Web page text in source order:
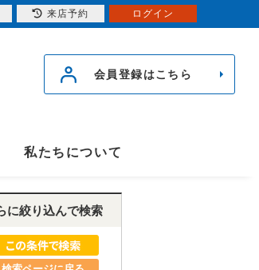
会員登録はこちら
私たちについて
に絞り込んで検索
来店予約 ログイン